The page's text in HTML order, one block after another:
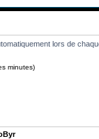
lors de
minutes)